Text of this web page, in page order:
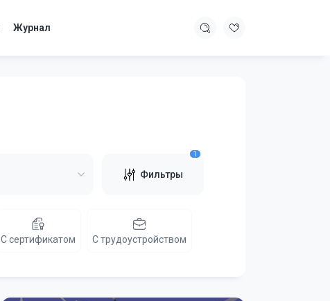
Журнал
Фильтры
1
С сертификатом C трудоустройством